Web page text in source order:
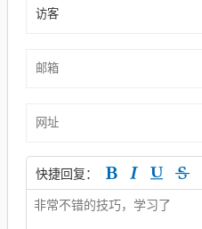
快捷回复：